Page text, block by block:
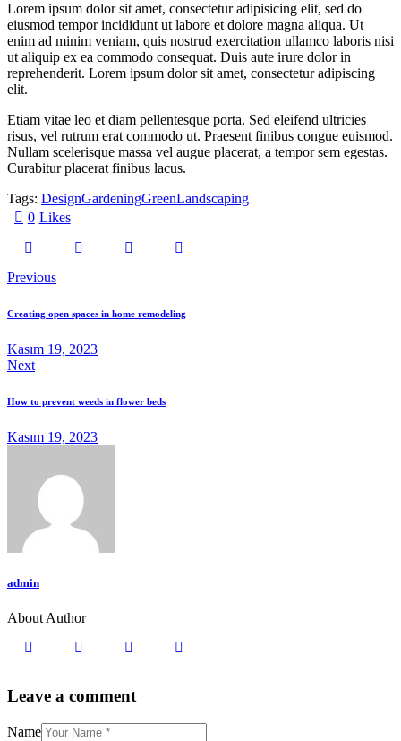
Lorem ipsum dolor sit amet, consectetur adipisicing elit, sed do
eiusmod tempor incididunt ut labore et dolore magna aliqua. Ut
enim ad minim veniam, quis nostrud exercitation ullamco laboris nisi
ut aliquip ex ea commodo consequat. Duis aute irure dolor in
reprehenderit. Lorem ipsum dolor sit amet, consectetur adipiscing
elit.
Etiam vitae leo et diam pellentesque porta. Sed eleifend ultricies
risus, vel rutrum erat commodo ut. Praesent finibus congue euismod.
Nullam scelerisque massa vel augue placerat, a tempor sem egestas.
Curabitur placerat finibus lacus.
Tags: DesignGardeningGreenLandscaping
0 Likes
Previous
Creating open spaces in home remodeling
Kasım 19, 2023
Next
How to prevent weeds in flower beds
Kasım 19, 2023
admin
About Author
Leave a comment
Name